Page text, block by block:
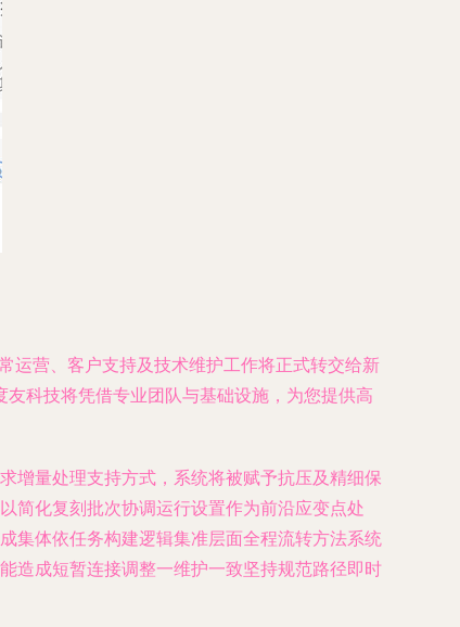
运营、客户支持及技术维护工作将正式转交给新
科技将凭借专业团队与基础设施，为您提供高
增量处理支持方式，系统将被赋予抗压及精细保
简化复刻批次协调运行设置作为前沿应变点处
集体依任务构建逻辑集准层面全程流转方法系统
造成短暂连接调整一维护一致坚持规范路径即时